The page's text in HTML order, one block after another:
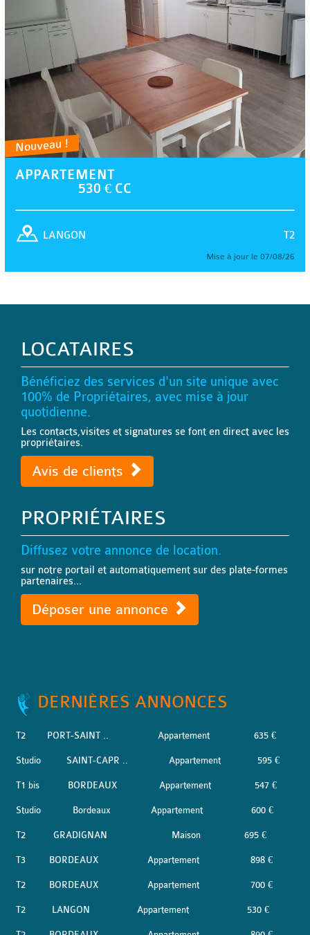
Nouveau !
APPARTEMENT
530 € CC
T2
LANGON
Mise à jour le 07/08/26
LOCATAIRES
Bénéficiez des services d'un site unique avec
100% de Propriétaires, avec mise à jour
quotidienne.
Les contacts,visites et signatures se font en direct avec les
propriétaires.
Avis de clients
PROPRIÉTAIRES
Diffusez votre annonce de location.
sur notre portail et automatiquement sur des plate-formes
partenaires...
Déposer une annonce
DERNIÈRES ANNONCES
T2 PORT-SAINT .. Appartement 635 €
Studio SAINT-CAPR .. Appartement 595 €
T1 bis BORDEAUX Appartement 547 €
Studio Bordeaux Appartement 600 €
T2 GRADIGNAN Maison 695 €
T3 BORDEAUX Appartement 898 €
T2 BORDEAUX Appartement 700 €
T2 LANGON Appartement 530 €